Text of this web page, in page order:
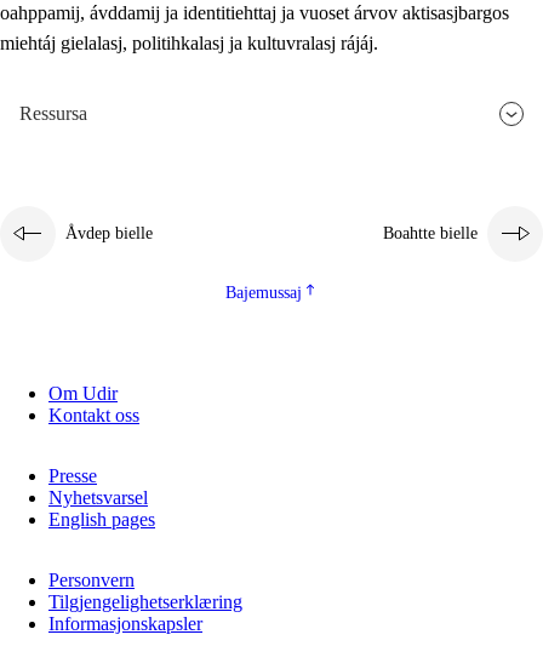
oahppamij, ávddamij ja identitiehttaj ja vuoset árvov aktisasjbargos
miehtáj gielalasj, politihkalasj ja kultuvralasj rájáj.
Ressursa
Åvdep bielle Boahtte bielle
Bajemussaj
Om Udir
Kontakt oss
Presse
Nyhetsvarsel
English pages
Personvern
Tilgjengelighetserklæring
Informasjonskapsler